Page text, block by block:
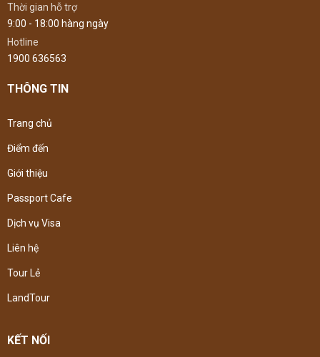
Thời gian hỗ trợ
9:00 - 18:00 hàng ngày
Hotline
1900 636563
THÔNG TIN
Trang chủ
Điểm đến
Giới thiệu
Passport Cafe
Dịch vụ Visa
Liên hệ
Tour Lẻ
LandTour
KẾT NỐI